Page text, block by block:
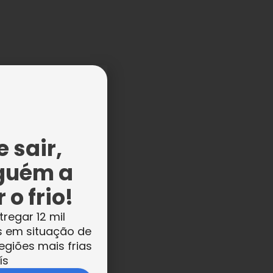
sair,
a
o frio!
12 mil
em situação de
mais frias